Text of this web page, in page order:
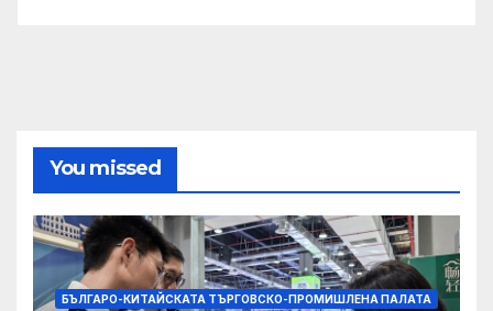
You missed
БЪЛГАРО-КИТАЙСКАТА ТЪРГОВСКО-ПРОМИШЛЕНА ПАЛАТА